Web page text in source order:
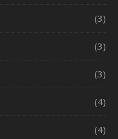
(3)
(3)
(3)
(4)
(4)